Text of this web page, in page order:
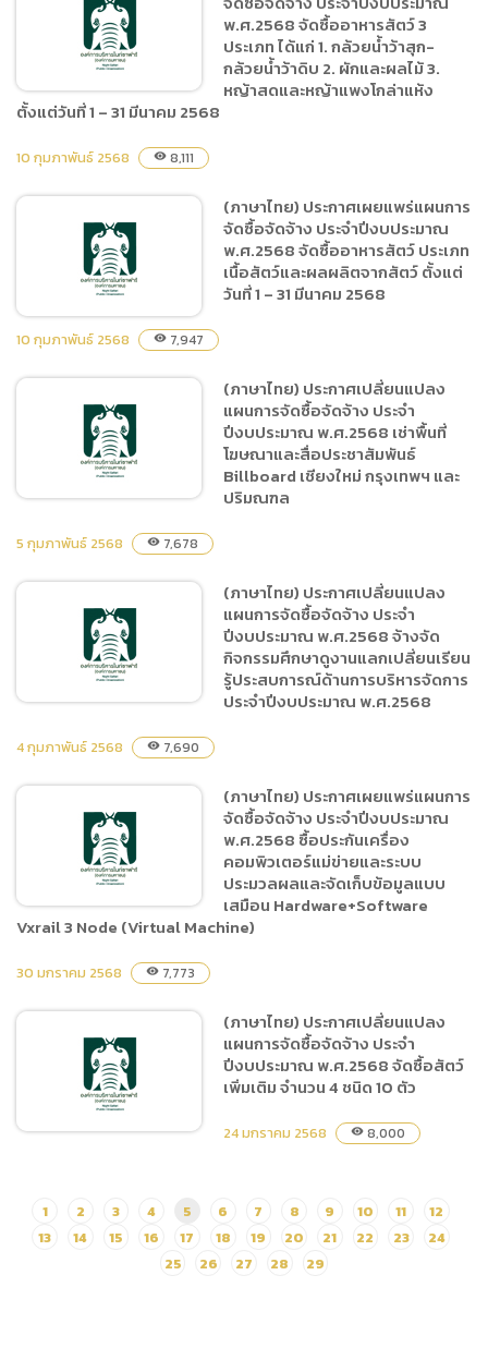
เปลี่ยนแปลงแผนการจัดซื้อ
จัดจ้าง ประจำปีงบประมาณ
พ.ศ.2568 เช่าพื้นที่โฆษณา
และสื่อประชาสัมพันธ์ LED
เชียงใหม่ กรุงเทพฯและ
(ภาษาไทย) ประกาศเผยแพร่
แผนการจัดซื้อจัดจ้าง ประจำ
ปีงบประมาณ พ.ศ.2568 จัด
ซื้ออาหารสัตว์ 3 ประเภท ได้แก่
1. กล้วยน้ำว้าสุก-กล้วยน้ำว้า
ดิบ 2. ผักและผลไม้ 3. หญ้าสด
และหญ้าแพงโกล่าแห้ง ตั้งแต่
วันที่ 1 – 31 มีนาคม 2568
พ.ศ.2568 จัดซื้ออาหารสัตว์ 3
ประเภท ได้แก่ 1. กล้วยน้ำว้าสุก-
กล้วยน้ำว้าดิบ 2. ผักและผลไม้ 3.
หญ้าสดและหญ้าแพงโกล่าแห้ง
ตั้งแต่วันที่ 1 – 31 มีนาคม 2568
10 กุมภาพันธ์ 2568 visibility 8,111
แผนการจัดซื้อจัดจ้าง ประจำ
ปีงบประมาณ พ.ศ.2568 จัด
ซื้ออาหารสัตว์ ประเภทเนื้อ
สัตว์และผลผลิตจากสัตว์
2568
(ภาษาไทย) ประกาศเผยแพร่แผนการ
จัดซื้อจัดจ้าง ประจำปีงบประมาณ
พ.ศ.2568 จัดซื้ออาหารสัตว์ ประเภท
เนื้อสัตว์และผลผลิตจากสัตว์ ตั้งแต่
วันที่ 1 – 31 มีนาคม 2568
10 กุมภาพันธ์ 2568 visibility 7,947
(ภาษาไทย) ประกาศ
จัดจ้าง ประจำปีงบประมาณ
พ.ศ.2568 เช่าพื้นที่โฆษณา
และสื่อประชาสัมพันธ์
Billboard เชียงใหม่
(ภาษาไทย) ประกาศเปลี่ยนแปลง
แผนการจัดซื้อจัดจ้าง ประจำ
ปีงบประมาณ พ.ศ.2568 เช่าพื้นที่
โฆษณาและสื่อประชาสัมพันธ์
Billboard เชียงใหม่ กรุงเทพฯ และ
ปริมณฑล
5 กุมภาพันธ์ 2568 visibility 7,678
(ภาษาไทย) ประกาศ
จัดจ้าง ประจำปีงบประมาณ
พ.ศ.2568 จ้างจัดกิจกรรม
ศึกษาดูงานแลกเปลี่ยนเรียนรู้
ประสบการณ์ด้านการบริหาร
จัดการประจำปีงบประมาณ
(ภาษาไทย) ประกาศเปลี่ยนแปลง
แผนการจัดซื้อจัดจ้าง ประจำ
ปีงบประมาณ พ.ศ.2568 จ้างจัด
กิจกรรมศึกษาดูงานแลกเปลี่ยนเรียน
รู้ประสบการณ์ด้านการบริหารจัดการ
ประจำปีงบประมาณ พ.ศ.2568
4 กุมภาพันธ์ 2568 visibility 7,690
(ภาษาไทย) ประกาศเผยแพร่
แผนการจัดซื้อจัดจ้าง ประจำ
ปีงบประมาณ พ.ศ.2568 ซื้อ
ประกันเครื่องคอมพิวเตอร์แม่
ข่ายและระบบประมวลผลและ
จัดเก็บข้อมูลแบบเสมือน
Hardware+Software
(ภาษาไทย) ประกาศเผยแพร่แผนการ
จัดซื้อจัดจ้าง ประจำปีงบประมาณ
พ.ศ.2568 ซื้อประกันเครื่อง
คอมพิวเตอร์แม่ข่ายและระบบ
ประมวลผลและจัดเก็บข้อมูลแบบ
เสมือน Hardware+Software
Vxrail 3 Node (Virtual Machine)
30 มกราคม 2568 visibility 7,773
(ภาษาไทย) ประกาศ
เปลี่ยนแปลงแผนการจัดซื้อ
จัดจ้าง ประจำปีงบประมาณ
(ภาษาไทย) ประกาศเปลี่ยนแปลง
แผนการจัดซื้อจัดจ้าง ประจำ
ปีงบประมาณ พ.ศ.2568 จัดซื้อสัตว์
เพิ่มเติม จำนวน 4 ชนิด 10 ตัว
24 มกราคม 2568 visibility 8,000
1 2 3 4 5 6 7 8 9 10 11
12
13
14 15 16 17 18 19 20 21 22 23
24
25
26 27 28 29